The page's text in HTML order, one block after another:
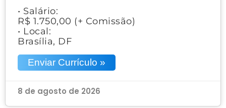
• Salário:
R$ 1.750,00 (+ Comissão)
• Local:
Brasília, DF
Enviar Currículo »
8 de agosto de 2026